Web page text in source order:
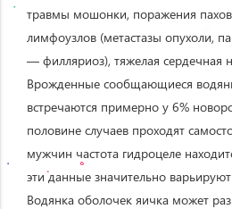
травмы мошонки, поражения
лимфоузлов (метастазы опухоли,
— филляриоз), тяжелая сердечная
Врожденные сообщающиеся
встречаются примерно у 6%
половине случаев проходят
мужчин частота гидроцеле
эти данные значительно варьируют
Водянка оболочек яичка может